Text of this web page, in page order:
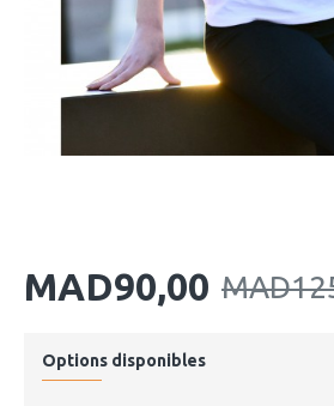
MAD90,00
Options disponibles